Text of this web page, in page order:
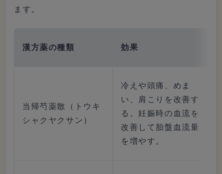
ます。
漢方薬の種類 効果
当帰芍薬散（トウキ
シャクヤクサン）
冷えや頭痛、めま
い、肩こりを改善す
る。妊娠時の血流を
改善して胎盤血流量
を増やす。